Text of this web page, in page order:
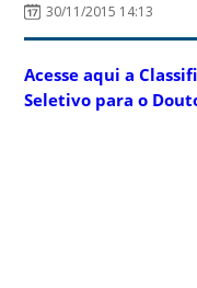
30/11/2015 14:13
Acesse aqui a
Seletivo para o